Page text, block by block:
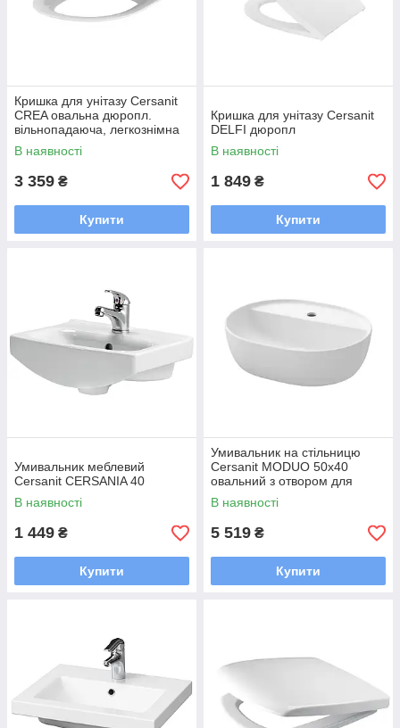
Кришка для унітазу Cersanit
CREA овальна дюропл.
вільнопадаюча, легкознімна
SLIM
В наявності
3 359 ₴
Купити
Кришка для унітазу Cersanit
DELFI дюропл
В наявності
1 849 ₴
Купити
Умивальник меблевий
Cersanit CERSANIA 40
В наявності
1 449 ₴
Купити
Умивальник на стільницю
Cersanit MODUO 50х40
овальний з отвором для
змішувача
В наявності
5 519 ₴
Купити